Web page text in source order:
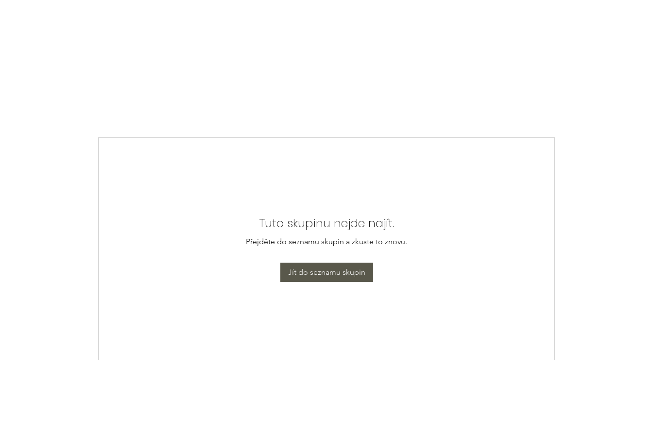
Tuto skupinu nejde najít.
Přejděte do seznamu skupin a zkuste to znovu.
Jít do seznamu skupin